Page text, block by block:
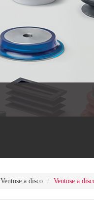
Ventose a disco Ventose a